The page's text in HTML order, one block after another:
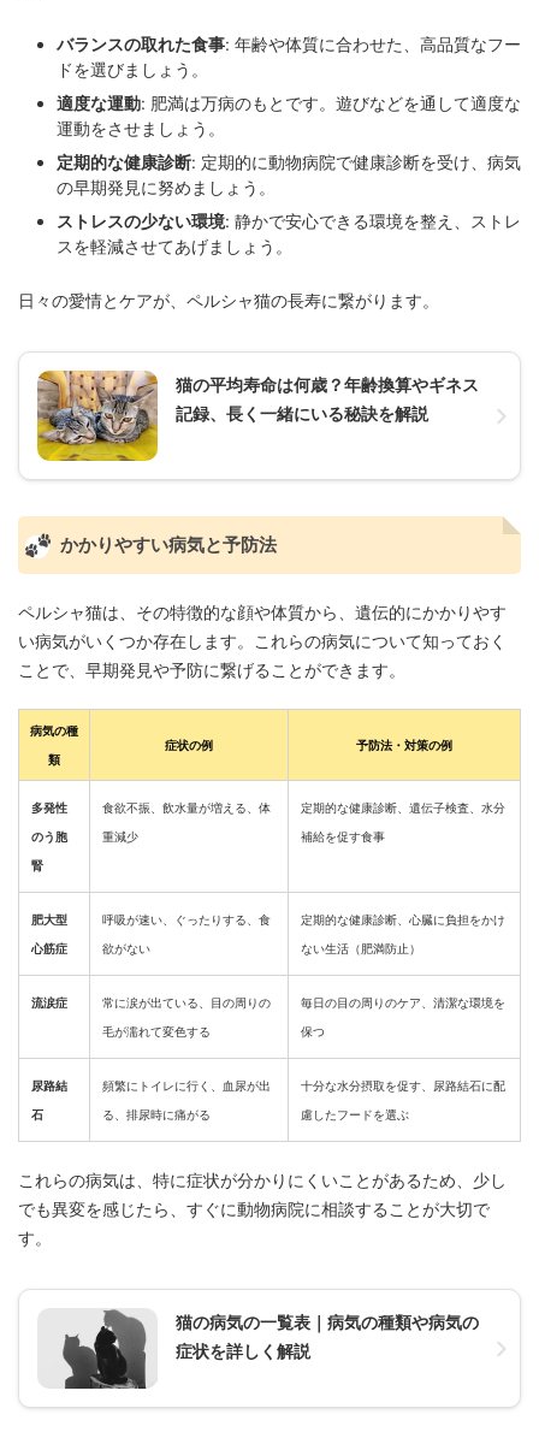
バランスの取れた食事: 年齢や体質に合わせた、高品質なフー
ドを選びましょう。
適度な運動: 肥満は万病のもとです。遊びなどを通して適度な
運動をさせましょう。
定期的な健康診断: 定期的に動物病院で健康診断を受け、病気
の早期発見に努めましょう。
ストレスの少ない環境: 静かで安心できる環境を整え、ストレ
スを軽減させてあげましょう。
日々の愛情とケアが、ペルシャ猫の長寿に繋がります。
猫の平均寿命は何歳？年齢換算やギネス
記録、長く一緒にいる秘訣を解説
かかりやすい病気と予防法
ペルシャ猫は、その特徴的な顔や体質から、遺伝的にかかりやす
い病気がいくつか存在します。これらの病気について知っておく
ことで、早期発見や予防に繋げることができます。
病気の種
類
症状の例 予防法・対策の例
多発性
のう胞
腎
食欲不振、飲水量が増える、体
重減少
定期的な健康診断、遺伝子検査、水分
補給を促す食事
肥大型
心筋症
呼吸が速い、ぐったりする、食
欲がない
定期的な健康診断、心臓に負担をかけ
ない生活（肥満防止）
流涙症
常に涙が出ている、目の周りの
毛が濡れて変色する
毎日の目の周りのケア、清潔な環境を
保つ
尿路結
石
頻繁にトイレに行く、血尿が出
る、排尿時に痛がる
十分な水分摂取を促す、尿路結石に配
慮したフードを選ぶ
これらの病気は、特に症状が分かりにくいことがあるため、少し
でも異変を感じたら、すぐに動物病院に相談することが大切で
す。
猫の病気の一覧表｜病気の種類や病気の
症状を詳しく解説